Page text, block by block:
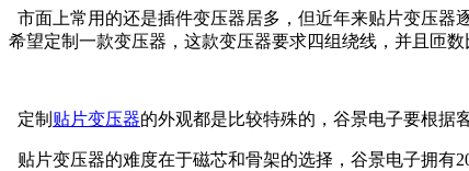
市面上常用的还是插件变压器居多，但近年来贴片变压器
希望定制一款变压器，这款变压器要求四组绕线，并且匝
定制 贴片变压器的外观都是比较特殊的，谷景电子要根据
贴片变压器的难度在于磁芯和骨架的选择，谷景电子拥有